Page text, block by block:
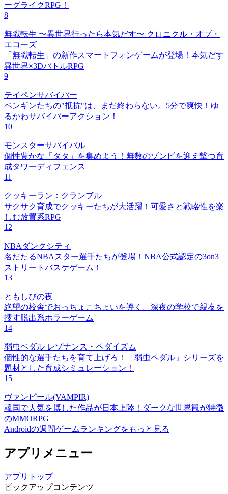
ーグライクRPG！
8
無職転生 〜異世界行ったら本気だす〜 クロニクル・オブ・
エコーズ
「無職転生」の新作スマートフォンゲームが登場！本気だす
異世界×3DバトルRPG
9
テイペンサバイバー
ペンギンたちの"抵抗"は、まだ終わらない。5分で爽快！ゆ
るかわサバイバーアクション！
10
モンスターサバイバル
個性豊かな「タタ」を集めよう！無数のゾンビを迎え撃つ育
成タワーディフェンス
11
クッキーラン：クランブル
サクサク育成でクッキーたちが大活躍！可愛さと戦略性を楽
しむ放置系RPG
12
NBAダンクシティ
名だたるNBAスター選手たちが登場！NBA公式認定の3on3
ストリートバスケゲーム！
13
ともしびの夜
絶望の校舎でおっちょこちょいを導く。深夜の学校で親友を
捜す脱出系ホラーゲーム
14
弱虫ペダル レゾナンス・ペダイズム
個性的な選手たちを育て上げろ！「弱虫ペダル」シリーズを
題材とした育成シミュレーション！
15
ヴァンピール(VAMPIR)
韓国で人気を博した作品が日本上陸！ダークな世界観が特徴
のMMORPG
Androidの週間ゲームランキングをもっと見る
アプリメニュー
アプリトップ
ピックアップコンテンツ